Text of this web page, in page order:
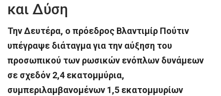
και Δύση
Την Δευτέρα, ο πρόεδρος Βλαντιμίρ Πούτιν
υπέγραψε διάταγμα για την αύξηση του
προσωπικού των ρωσικών ενόπλων δυνάμεων
σε σχεδόν 2,4 εκατομμύρια,
συμπεριλαμβανομένων 1,5 εκατομμυρίων